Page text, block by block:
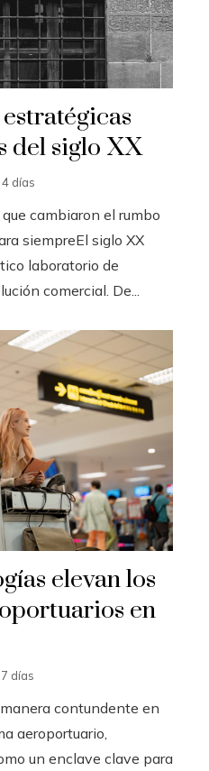
del siglo XX
días
cambiaron el rumbo
siempreEl siglo XX
laboratorio de
comercial. De...
elevan los
en
días
contundente en
aeroportuario,
un enclave clave para